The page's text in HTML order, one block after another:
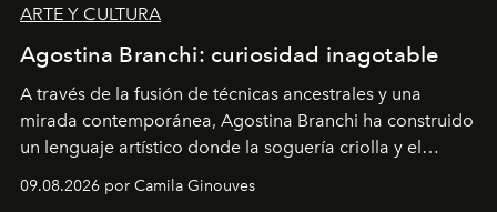
ARTE Y CULTURA
Agostina Branchi: curiosidad inagotable
A través de la fusión de técnicas ancestrales y una
mirada contemporánea, Agostina Branchi ha construido
un lenguaje artístico donde la soguería criolla y el
como fluidas. En septiembre la artista presentará una
09.08.2026 por Camila Ginouves